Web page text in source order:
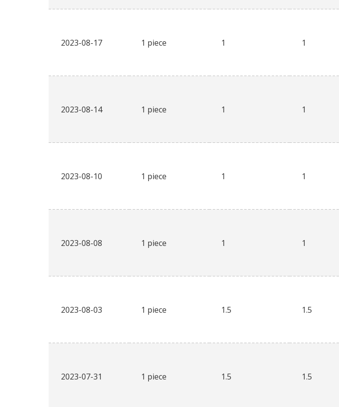
2023-08-17 1 piece 1 1
2023-08-14 1 piece 1 1
2023-08-10 1 piece 1 1
2023-08-08 1 piece 1 1
2023-08-03 1 piece 1.5 1.5
2023-07-31 1 piece 1.5 1.5